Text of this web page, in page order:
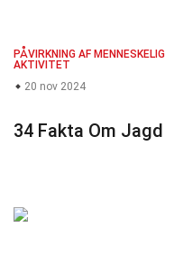
PÅVIRKNING AF MENNESKELIG
AKTIVITET
20 nov 2024
34 Fakta Om Jagd